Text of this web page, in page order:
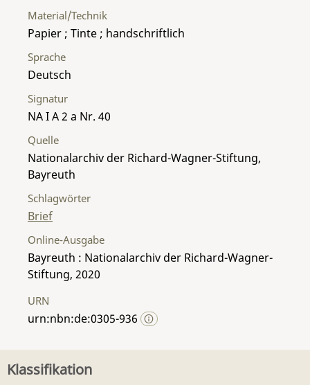
Material/Technik
Papier ; Tinte ; handschriftlich
Sprache
Deutsch
Signatur
NA I A 2 a Nr. 40
Quelle
Nationalarchiv der Richard-Wagner-Stiftung,
Bayreuth
Schlagwörter
Brief
Online-Ausgabe
Bayreuth : Nationalarchiv der Richard-Wagner-
Stiftung, 2020
URN
urn:nbn:de:0305-936
Klassifikation